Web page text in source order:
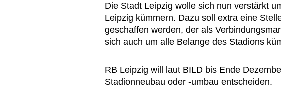
Die Stadt Leipzig wolle sich nun verstärkt
Leipzig kümmern. Dazu soll extra eine
geschaffen werden, der als
sich auch um alle Belange des Stadions
RB Leipzig will laut BILD bis Ende
Stadionneubau oder -umbau entscheiden.